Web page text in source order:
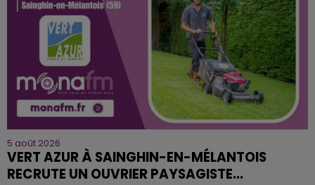
5 août 2026
VERT AZUR À SAINGHIN-EN-MÉLANTOIS
RECRUTE UN OUVRIER PAYSAGISTE...